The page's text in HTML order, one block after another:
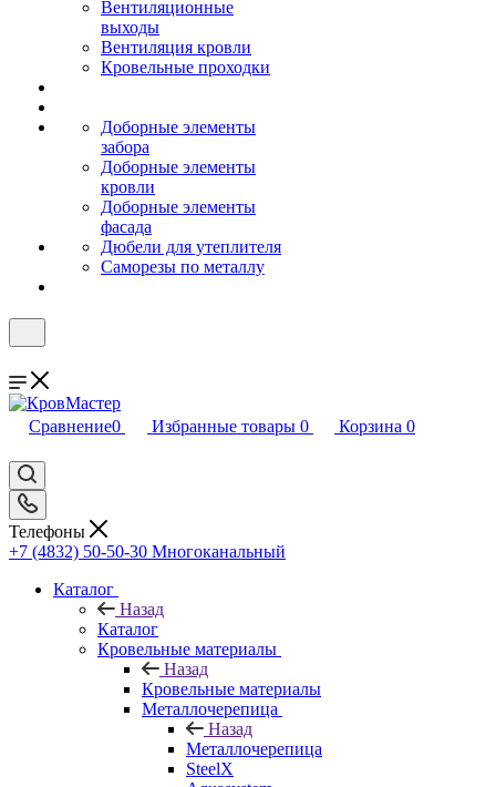
Вентиляционные
выходы
Вентиляция кровли
Кровельные проходки
Доборные элементы
забора
Доборные элементы
кровли
Доборные элементы
фасада
Дюбели для утеплителя
Саморезы по металлу
Сравнение0 Избранные товары 0 Корзина 0
Телефоны
+7 (4832) 50-50-30 Многоканальный
Каталог
Назад
Каталог
Кровельные материалы
Назад
Кровельные материалы
Металлочерепица
Назад
Металлочерепица
SteelX